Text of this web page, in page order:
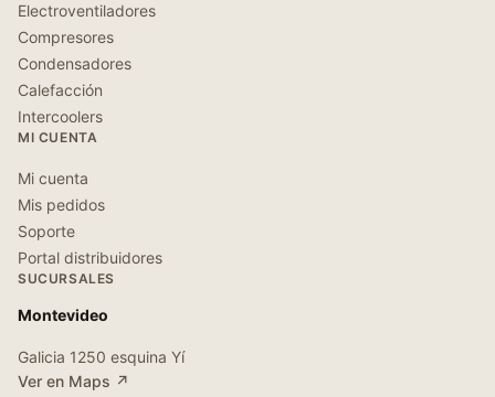
Electroventiladores
Compresores
Condensadores
Calefacción
Intercoolers
MI CUENTA
Mi cuenta
Mis pedidos
Soporte
Portal distribuidores
SUCURSALES
Montevideo
Galicia 1250 esquina Yí
Ver en Maps ↗